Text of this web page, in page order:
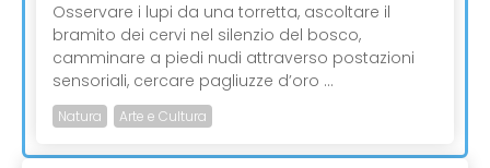
Osservare i lupi da una torretta, ascoltare il
bramito dei cervi nel silenzio del bosco,
camminare a piedi nudi attraverso postazioni
sensoriali, cercare pagliuzze d’oro ...
Natura Arte e Cultura